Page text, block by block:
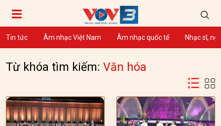
Tin tức Âm nhạc Việt Nam Âm nhạc quốc tế Nhạc sĩ,
Từ khóa tìm kiếm: Văn hóa